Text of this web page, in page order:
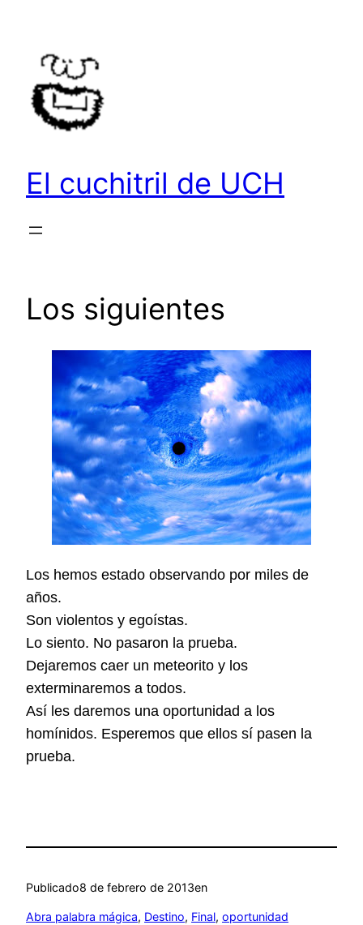
contenido
El cuchitril de UCH
Los siguientes
Los hemos estado observando por miles de
años.
Son violentos y egoístas.
Lo siento. No pasaron la prueba.
Dejaremos caer un meteorito y los
exterminaremos a todos.
Así les daremos una oportunidad a los
homínidos. Esperemos que ellos sí pasen la
prueba.
Publicado8 de febrero de 2013en
Abra palabra mágica, Destino, Final, oportunidad